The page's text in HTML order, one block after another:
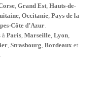
, Grand Est, Hauts-de-
Occitanie Pays de la
Côte d’Azur.
à Paris, Marseille, Lyon,
, Strasbourg Bordeaux et